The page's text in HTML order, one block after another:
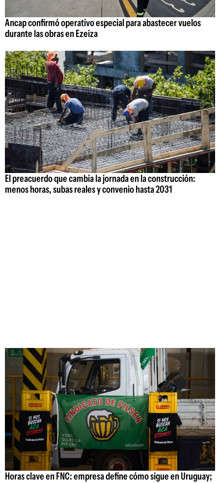
Ancap confirmó operativo especial para abastecer vuelos
durante las obras en Ezeiza
El preacuerdo que cambia la jornada en la construcción:
menos horas, subas reales y convenio hasta 2031
Horas clave en FNC: empresa define cómo sigue en Uruguay;